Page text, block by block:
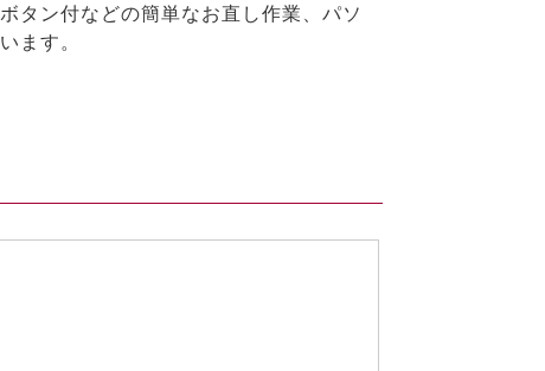
タン付などの簡単なお直し作業、パソ
ます。